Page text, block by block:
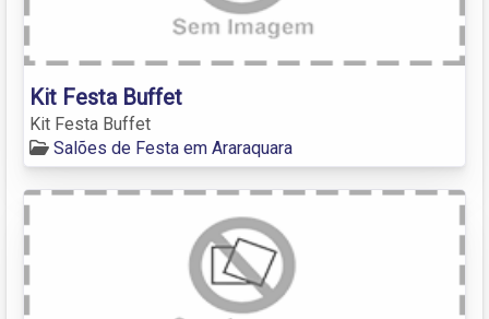
Kit Festa Buffet
Kit Festa Buffet
Salões de Festa em Araraquara